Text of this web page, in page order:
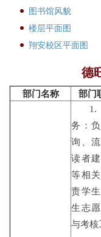
图书馆风貌
楼层平面图
翔安校区平面图
德
部门名称 部门
务：
询、流
读者
等相
责学
生志
与考核